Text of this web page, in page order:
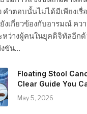
คำตอบนั้นไม่ได้มีเพียงเรื่
งเกี่ยวข้องกับอารมณ์ คว
หว่างผู้คนในยุคดิจิทัลอีก
งขัน…
Floating Stool
Clear Guide You
May 5, 2026